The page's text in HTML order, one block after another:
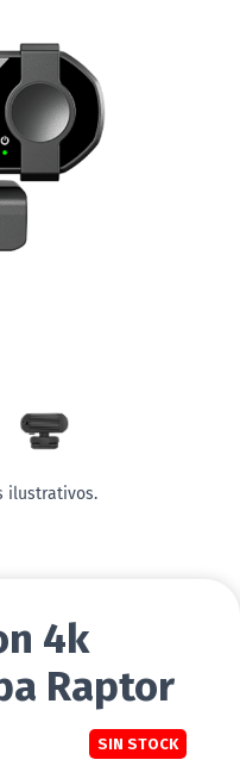
ilustrativos.
4k
Raptor
SIN STOCK